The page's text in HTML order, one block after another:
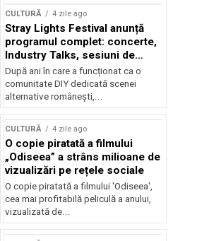
CULTURĂ 4 zile ago
Stray Lights Festival anunță
programul complet: concerte,
Industry Talks, sesiuni de
audiție și noi opțiuni de
participare pentru public
După ani în care a funcționat ca o
comunitate DIY dedicată scenei
alternative românești,...
CULTURĂ 4 zile ago
O copie piratată a filmului
„Odiseea” a strâns milioane de
vizualizări pe rețele sociale
O copie piratată a filmului 'Odiseea',
cea mai profitabilă peliculă a anului,
vizualizată de...